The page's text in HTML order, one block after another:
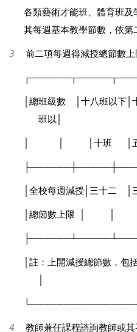
各類藝術才能班、體育班及
其每週基本教學節數，依第
3 前二項每週得減授總節數上
總班級數 十八班以下
班以
十班
全校每週減授 三十二
總節數上限
註：上開減授總節數
4 教師兼任課程諮詢教師或其